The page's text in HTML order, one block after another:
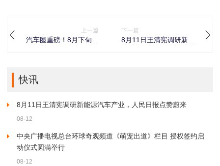
上一篇
汽车圈重磅！8月下旬新
下一篇
8月11日王清宪调研新能
快讯
8月11日王清宪调研新能源汽车产业，人民日报点赞蔚来
08-12
中央广播电视总台环球奇观频道《萌宠出道》栏目 授权签约启
动仪式圆满举行
08-12